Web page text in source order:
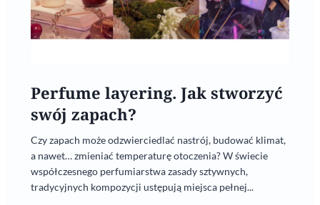
Perfume layering. Jak stworzyć
swój zapach?
Czy zapach może odzwierciedlać nastrój, budować klimat,
a nawet… zmieniać temperaturę otoczenia? W świecie
współczesnego perfumiarstwa zasady sztywnych,
tradycyjnych kompozycji ustępują miejsca pełnej...